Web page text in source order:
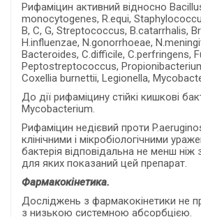
Рифаміцин активний відносно
monocytogenes, R.equi,
B, C, G, Streptococcus, B.catarrhalis,
H.influenzae, N.gonorrhoeae,
Bacteroides, C.difficile, C.perfringens,
Peptostreptococcus,
Coxellia burnettii, Legionella,
До дії рифаміцину стійкі кишкові
Mycobacterium.
Рифаміцин недієвий проти
клінічними і мікробіологічними
бактерія відповідальна не менш ніж
для яких показаний цей препарат.
Фармакокінетика.
Досліджень з фармакокінетики не
з низькою системною абсорбцією.